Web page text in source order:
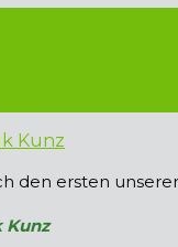
Kunz
den ersten
Kunz